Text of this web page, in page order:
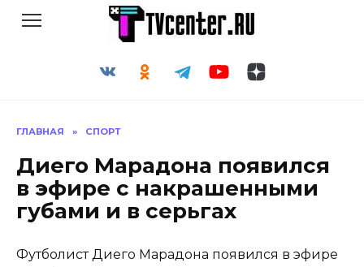
ГЛАВНАЯ » СПОРТ
Диего Марадона появился
в эфире с накрашенными
губами и в серьгах
Футболист Диего Марадона появился в эфире